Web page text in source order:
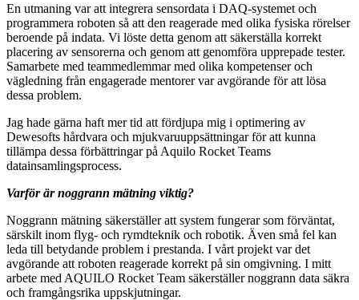
En utmaning var att integrera sensordata i DAQ-systemet och
programmera roboten så att den reagerade med olika fysiska rörelser
beroende på indata. Vi löste detta genom att säkerställa korrekt
placering av sensorerna och genom att genomföra upprepade tester.
Samarbete med teammedlemmar med olika kompetenser och
vägledning från engagerade mentorer var avgörande för att lösa
dessa problem.
Jag hade gärna haft mer tid att fördjupa mig i optimering av
Dewesofts hårdvara och mjukvaruuppsättningar för att kunna
tillämpa dessa förbättringar på Aquilo Rocket Teams
datainsamlingsprocess.
Varför är noggrann mätning viktig?
Noggrann mätning säkerställer att system fungerar som förväntat,
särskilt inom flyg- och rymdteknik och robotik. Även små fel kan
leda till betydande problem i prestanda. I vårt projekt var det
avgörande att roboten reagerade korrekt på sin omgivning. I mitt
arbete med AQUILO Rocket Team säkerställer noggrann data säkra
och framgångsrika uppskjutningar.